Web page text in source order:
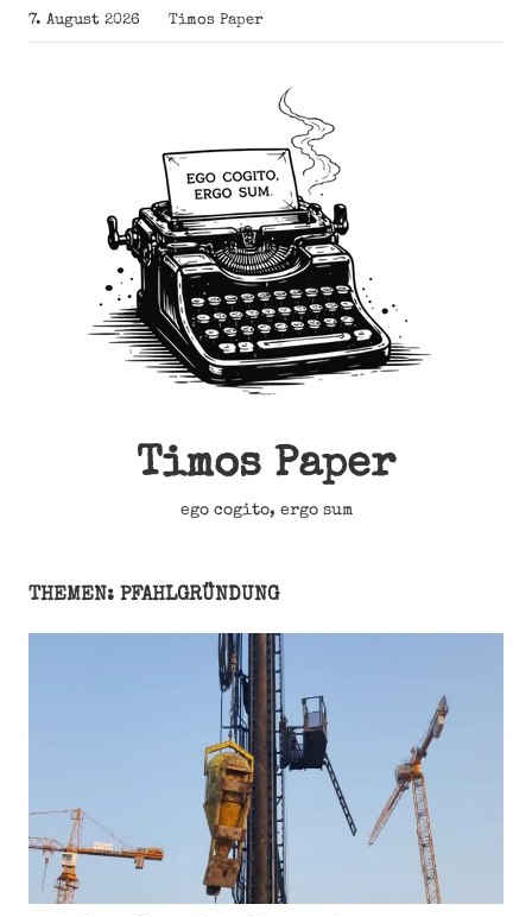
Zum
Inhalt
7. August 2026 Timos Paper
Timos Paper
ego cogito, ergo sum
THEMEN: PFAHLGRÜNDUNG